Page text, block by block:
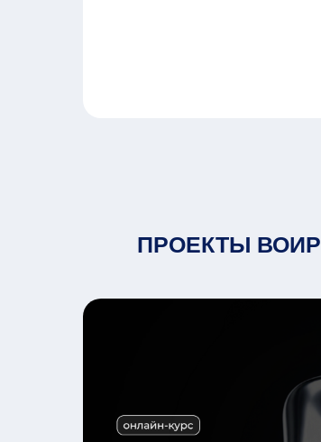
ПРОЕКТЫ ВОИР